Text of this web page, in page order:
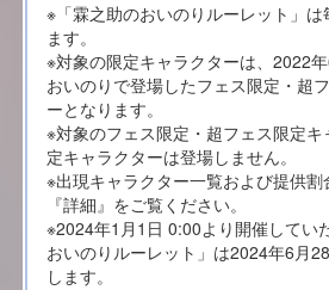
※「霖之助のおいのりルーレット」
ます。
※対象の限定キャラクターは、2022
おいのりで登場したフェス限定・超
ーとなります。
※対象のフェス限定・超フェス限定
定キャラクターは登場しません。
※出現キャラクター一覧および提供
『詳細』をご覧ください。
※2024年1月1日 0:00より開催してい
おいのりルーレット」は2024年6月
します。